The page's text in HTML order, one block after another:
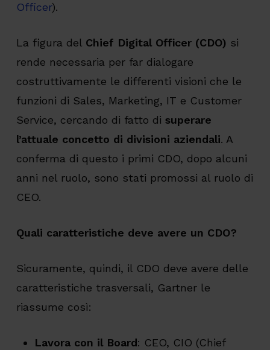
Officer).
La figura del Chief Digital Officer (CDO) si
rende necessaria per far dialogare
costruttivamente le differenti visioni che le
funzioni di Sales, Marketing, IT e Customer
Service, cercando di fatto di superare
l’attuale concetto di divisioni aziendali. A
conferma di questo i primi CDO, dopo alcuni
anni nel ruolo, sono stati promossi al ruolo di
CEO.
Quali caratteristiche deve avere un CDO?
Sicuramente, quindi, il CDO deve avere delle
caratteristiche trasversali, Gartner le
riassume così:
Lavora con il Board: CEO, CIO (Chief